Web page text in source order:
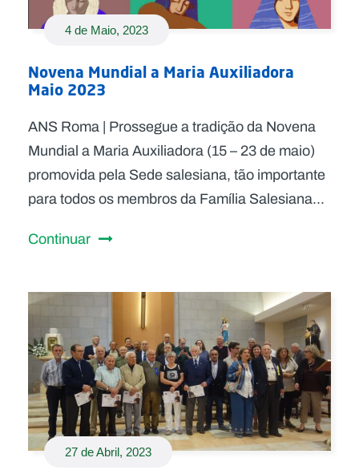
4 de Maio, 2023
Novena Mundial a Maria Auxiliadora
Maio 2023
ANS Roma | Prossegue a tradição da Novena
Mundial a Maria Auxiliadora (15 – 23 de maio)
promovida pela Sede salesiana, tão importante
para todos os membros da Família Salesiana...
Continuar
27 de Abril, 2023